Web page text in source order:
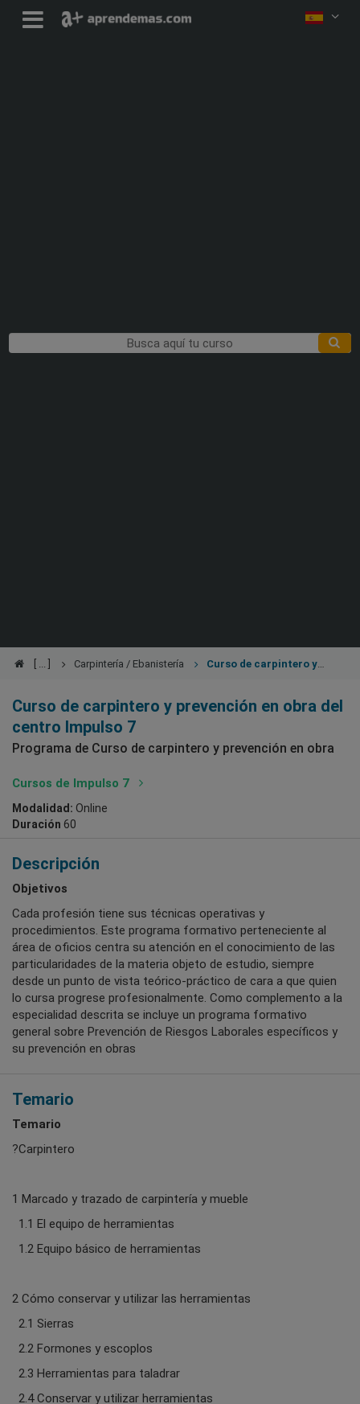
Carpintería / Ebanistería
Curso de carpintero y prevención en obra del
centro Impulso 7
Programa de Curso de carpintero y prevención en obra
Cursos de Impulso 7
Modalidad: Online
Duración 60
Descripción
Objetivos
Cada profesión tiene sus técnicas operativas y
procedimientos. Este programa formativo perteneciente al
área de oficios centra su atención en el conocimiento de las
particularidades de la materia objeto de estudio, siempre
desde un punto de vista teórico-práctico de cara a que quien
lo cursa progrese profesionalmente. Como complemento a la
especialidad descrita se incluye un programa formativo
general sobre Prevención de Riesgos Laborales específicos y
su prevención en obras
Temario
Temario
?Carpintero
1 Marcado y trazado de carpintería y mueble
1.1 El equipo de herramientas
1.2 Equipo básico de herramientas
2 Cómo conservar y utilizar las herramientas
2.1 Sierras
2.2 Formones y escoplos
2.3 Herramientas para taladrar
2.4 Conservar y utilizar herramientas